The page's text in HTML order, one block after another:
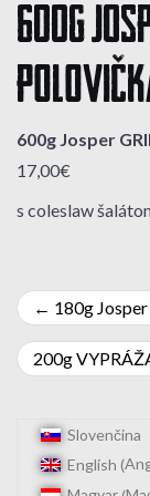
600g
600g Josper
17,00€
s coleslaw
Navigácia
v
180g
200g
Slovenčina
English (